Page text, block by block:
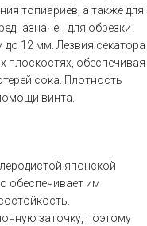
топиариев, а также для
для обрезки
12 мм. Лезвия секатора
плоскостях, обеспечивая
сока. Плотность
винта.
японской
обеспечивает им
заточку, поэтому